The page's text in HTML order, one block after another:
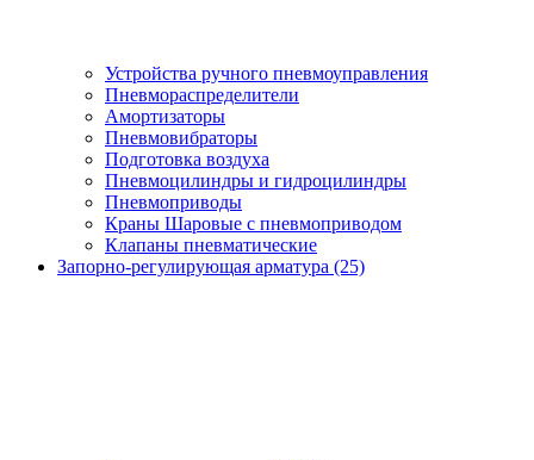
Устройства ручного пневмоуправления
Пневмораспределители
Амортизаторы
Пневмовибраторы
Подготовка воздуха
Пневмоцилиндры и гидроцилиндры
Пневмоприводы
Краны Шаровые с пневмоприводом
Клапаны пневматические
Запорно-регулирующая арматура (25)